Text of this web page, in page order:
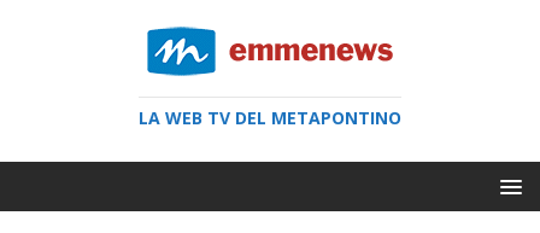
LA WEB TV DEL METAPONTINO